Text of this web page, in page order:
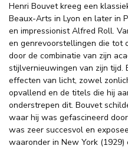
Henri Bouvet kreeg een
Beaux-Arts in Lyon en later in
en impressionist Alfred Roll.
en genrevoorstellingen die tot
door de combinatie van zijn
stijlvernieuwingen van zijn tijd.
effecten van licht, zowel
opvallend en de titels die hij
onderstrepen dit. Bouvet
waar hij was gefascineerd
was zeer succesvol en
waaronder in New York (1929)